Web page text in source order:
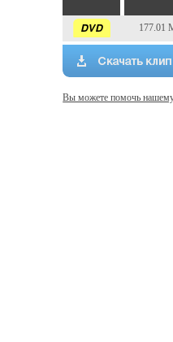
177.01
Вы можете помочь нашему